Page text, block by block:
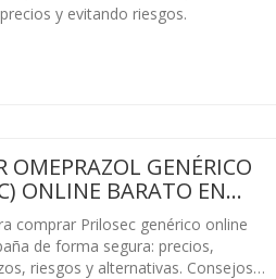
y evitando riesgos.
OMEPRAZOL GENÉRICO
ONLINE BARATO EN
SEGURIDAD Y
comprar Prilosec genérico online
de forma segura: precios,
riesgos y alternativas. Consejos